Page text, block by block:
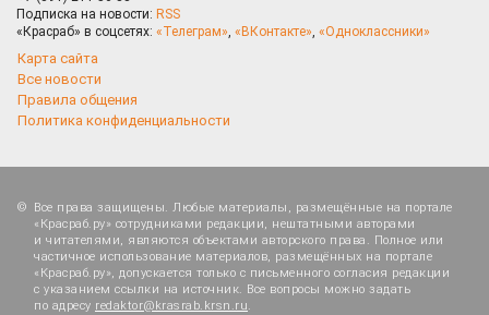
Подписка на новости: RSS
«Красраб» в соцсетях: «Телеграм», «ВКонтакте», «Одноклассники»
Карта сайта
Все новости
Правила общения
Политика конфиденциальности
Все права защищены. Любые материалы, размещённые на портале
«Красраб.ру» сотрудниками редакции, нештатными авторами
и читателями, являются объектами авторского права. Полное или
частичное использование материалов, размещённых на портале
«Красраб.ру», допускается только с письменного согласия редакции
с указанием ссылки на источник. Все вопросы можно задать
по адресу redaktor@krasrab.krsn.ru.